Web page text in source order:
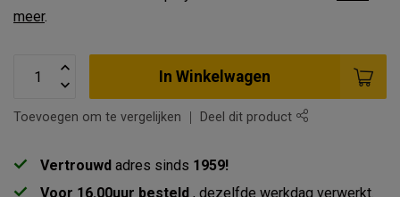
meer.
In Winkelwagen
Toevoegen om te vergelijken Deel dit product
Vertrouwd adres sinds 1959!
Voor 16.00uur besteld , dezelfde werkdag verwerkt.